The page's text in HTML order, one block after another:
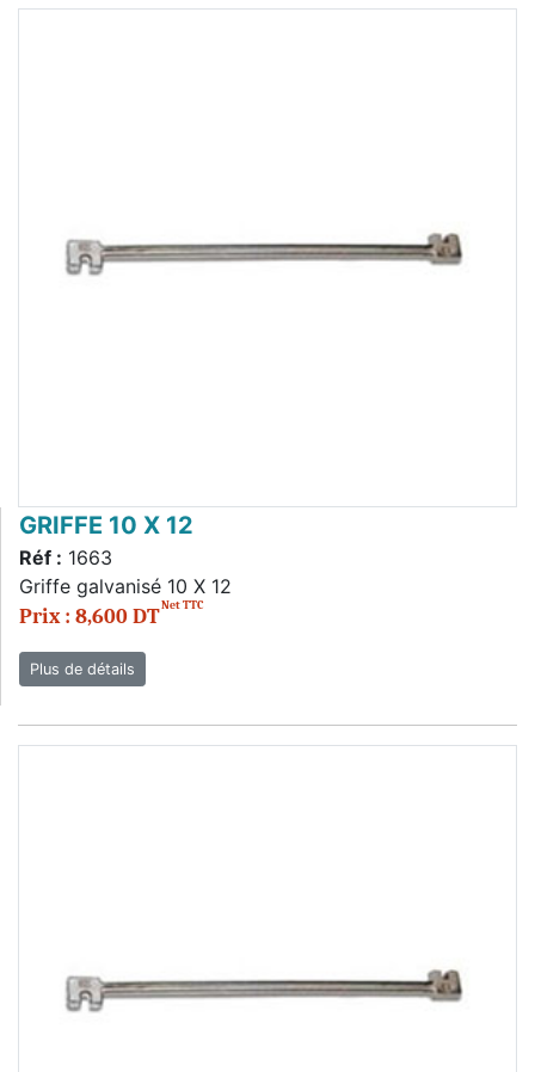
GRIFFE 10 X 12
Réf : 1663
Griffe galvanisé 10 X 12
Prix : 8,600 DTNet TTC
Plus de détails